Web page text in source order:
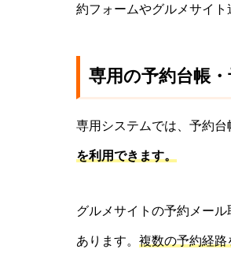
約フォームやグルメサイト
専用の予約台帳
専用システムでは、予約台
を利用できます。
グルメサイトの予約メー
あります。 複数の予約経路